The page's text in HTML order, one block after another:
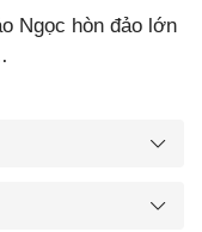
Ngọc hòn đảo lớn